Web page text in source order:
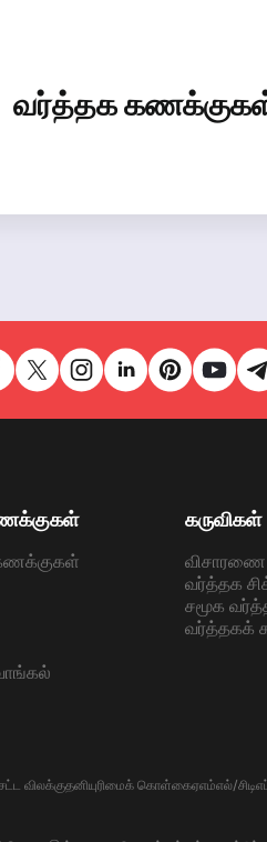
வர்த்தக
கருவிகள்
விசாரணை
வர்த்தக
சமூக
வர்த்தகக்
விலக்குதனியுரிமைக் கொள்கைஏஎம்எல்/